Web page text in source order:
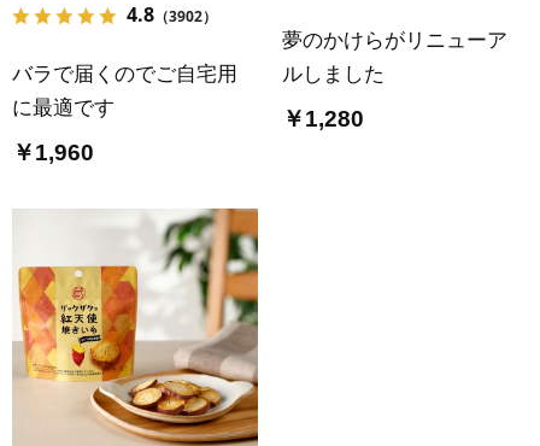
4.8 （3902）
バラで届くのでご自宅用
に最適です
￥1,960
夢のかけらがリニューア
ルしました
￥1,280